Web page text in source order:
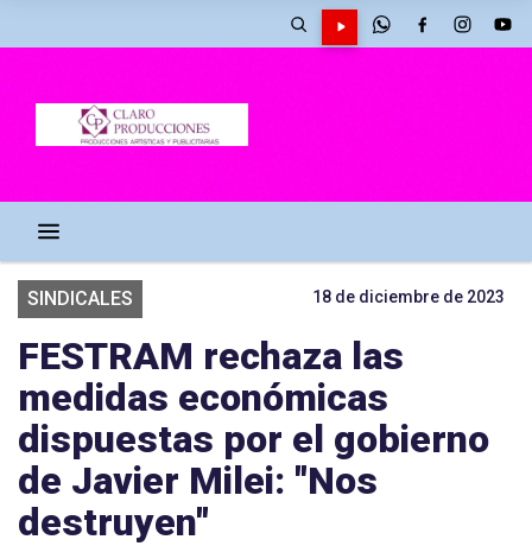
SINDICALES 18 de diciembre de 2023
FESTRAM rechaza las
medidas económicas
dispuestas por el gobierno
de Javier Milei: "Nos
destruyen"